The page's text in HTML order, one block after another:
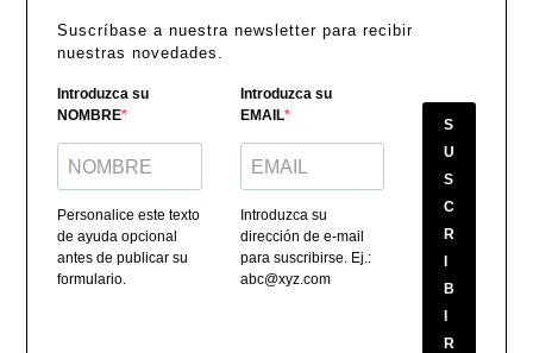
Suscríbase a nuestra newsletter para recibir
nuestras novedades.
Introduzca su
NOMBRE
Personalice este texto
de ayuda opcional
antes de publicar su
formulario.
Introduzca su
EMAIL
Introduzca su
dirección de e-mail
para suscribirse. Ej.:
abc@xyz.com
S
U
S
C
R
B
R